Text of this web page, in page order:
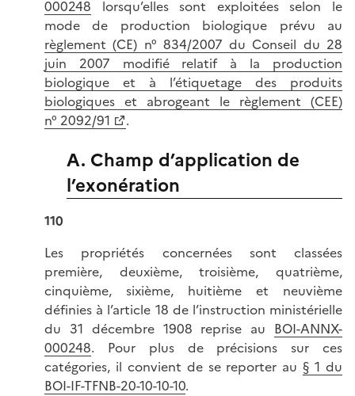
000248 lorsqu’elles sont exploitées selon le
mode de production biologique prévu au
règlement (CE) n° 834/2007 du Conseil du 28
juin 2007 modifié relatif à la production
biologique et à l’étiquetage des produits
biologiques et abrogeant le règlement (CEE)
n° 2092/91
.
A. Champ d’application de
l’exonération
110
Les propriétés concernées sont classées
première, deuxième, troisième, quatrième,
cinquième, sixième, huitième et neuvième
définies à l’article 18 de l’instruction ministérielle
du 31 décembre 1908 reprise au BOI-ANNX-
000248. Pour plus de précisions sur ces
catégories, il convient de se reporter au§ 1 du
BOI-IF-TFNB-20-10-10-10.